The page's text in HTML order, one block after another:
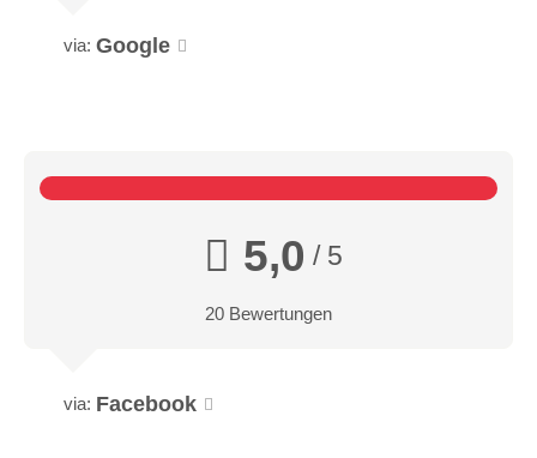
via: Google
5,0 / 5
20 Bewertungen
via: Facebook